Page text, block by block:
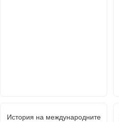
История на международните